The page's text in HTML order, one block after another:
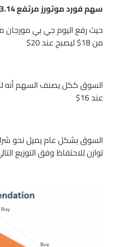
سهم فورد موتورز مرتفع 3.14% عند 16.54$
حيث رفع اليوم جي بي
من 18$ ليصبح عند 20$
السوق ككل يصنف السهم أنه
عند 16$
السوق بشكل عام يميل نحو
توازن للاحتفاظ وفق التوزيع